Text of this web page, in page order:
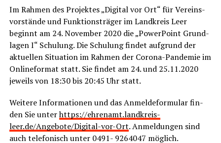
Im Rah­men des Pro­jek­tes „Digi­tal vor Ort“ für Ver­eins­
vor­stän­de und Funk­ti­ons­trä­ger im Land­kreis Leer
beginnt am 24. Novem­ber 2020 die „Power­Point Grund­
la­gen I“ Schu­lung. Die Schu­lung fin­det auf­grund der
aktu­el­len Situa­ti­on im Rah­men der Coro­na-Pan­de­mie im
Online­for­mat statt. Sie fin­det am 24. und 25.11.2020
jeweils von 18:30 bis 20:45 Uhr statt.
Wei­te­re Infor­ma­tio­nen und das Anmel­de­for­mu­lar fin­
den Sie unterhttps://ehrenamt.landkreis-
leer.de/Angebote/Digital-vor-Ort. Anmel­dun­gen sind
auch tele­fo­nisch unter 0491- 9264047 möglich.